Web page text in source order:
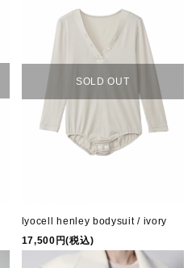
SOLD OUT
lyocell henley bodysuit / ivory
17,500円(税込)